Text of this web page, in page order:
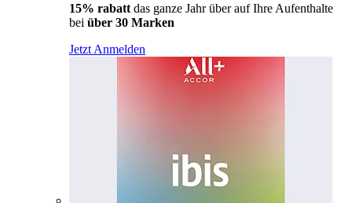
15% rabatt das ganze Jahr über auf Ihre Aufenthalte
bei über 30 Marken
Jetzt Anmelden